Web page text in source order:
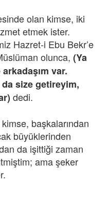
olan kimse, iki
etmek ister.
Hazret-i Ebu Bekr’e
olunca, (Ya
var.
size getireyim,
dedi.
başkalarından
büyüklerinden
da işittiği zaman
ama şeker